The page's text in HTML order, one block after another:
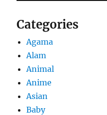
Categories
Agama
Alam
Animal
Anime
Asian
Baby